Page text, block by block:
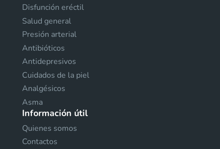
Disfunción eréctil
Salud general
Presión arterial
Antibióticos
Antidepresivos
Cuidados de la piel
Analgésicos
Asma
Información útil
Quienes somos
Contactos